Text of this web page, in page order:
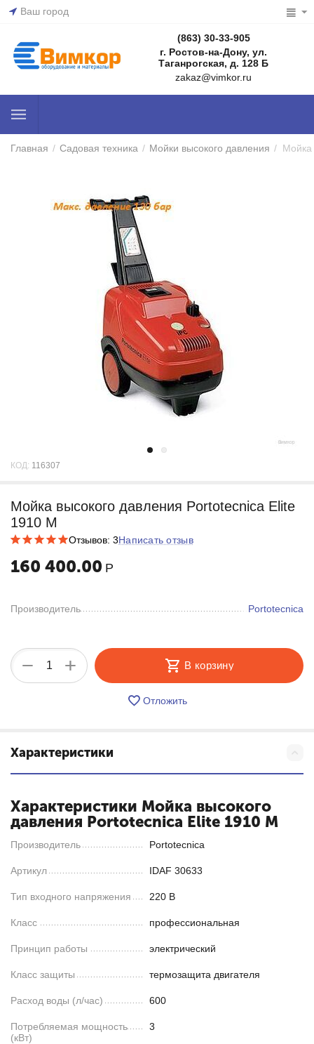
Ваш город
(863) 30-33-905
г. Ростов-на-Дону, ул.
Таганрогская, д. 128 Б
zakaz@vimkor.ru
Главная / Садовая техника / Мойки высокого давления /
КОД: 116307
Мойка высокого давления Portotecnica Elite
1910 M
Отзывов: 3Написать отзыв
160 400.00 Р
Производитель Portotecnica
+
− В корзину
Отложить
Характеристики
Характеристики Мойка высокого
давления Portotecnica Elite 1910 M
Производитель Portotecnica
Артикул IDAF 30633
Тип входного напряжения 220 В
Класс профессиональная
Принцип работы электрический
Класс защиты термозащита двигателя
Расход воды (л/час) 600
Потребляемая мощность
(кВт)
3